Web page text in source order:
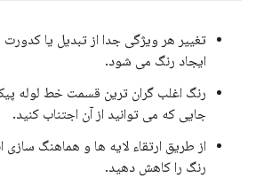
تغییر هر ویژگی جدا از تبدیل یا
ایجاد رنگ می شود.
رنگ اغلب گران ترین قسمت خط لوله
جایی که می توانید از آن اجتناب کنید.
از طریق ارتقاء لایه ها و هماهنگ سازی
رنگ را کاهش دهید.